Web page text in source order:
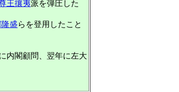
王攘夷派を弾圧した
盛らを登用したこと
内閣顧問、翌年に左大